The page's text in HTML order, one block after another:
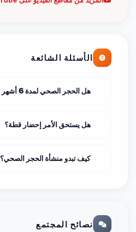
الأسئلة الشائعة
هل الحجر الصحي لمدة 6 أشهر إلزامي حقاً؟
هل يستحق الأمر إحضار قطة؟
كيف تبدو منشأة الحجر الصحي؟
نصائح المجتمع